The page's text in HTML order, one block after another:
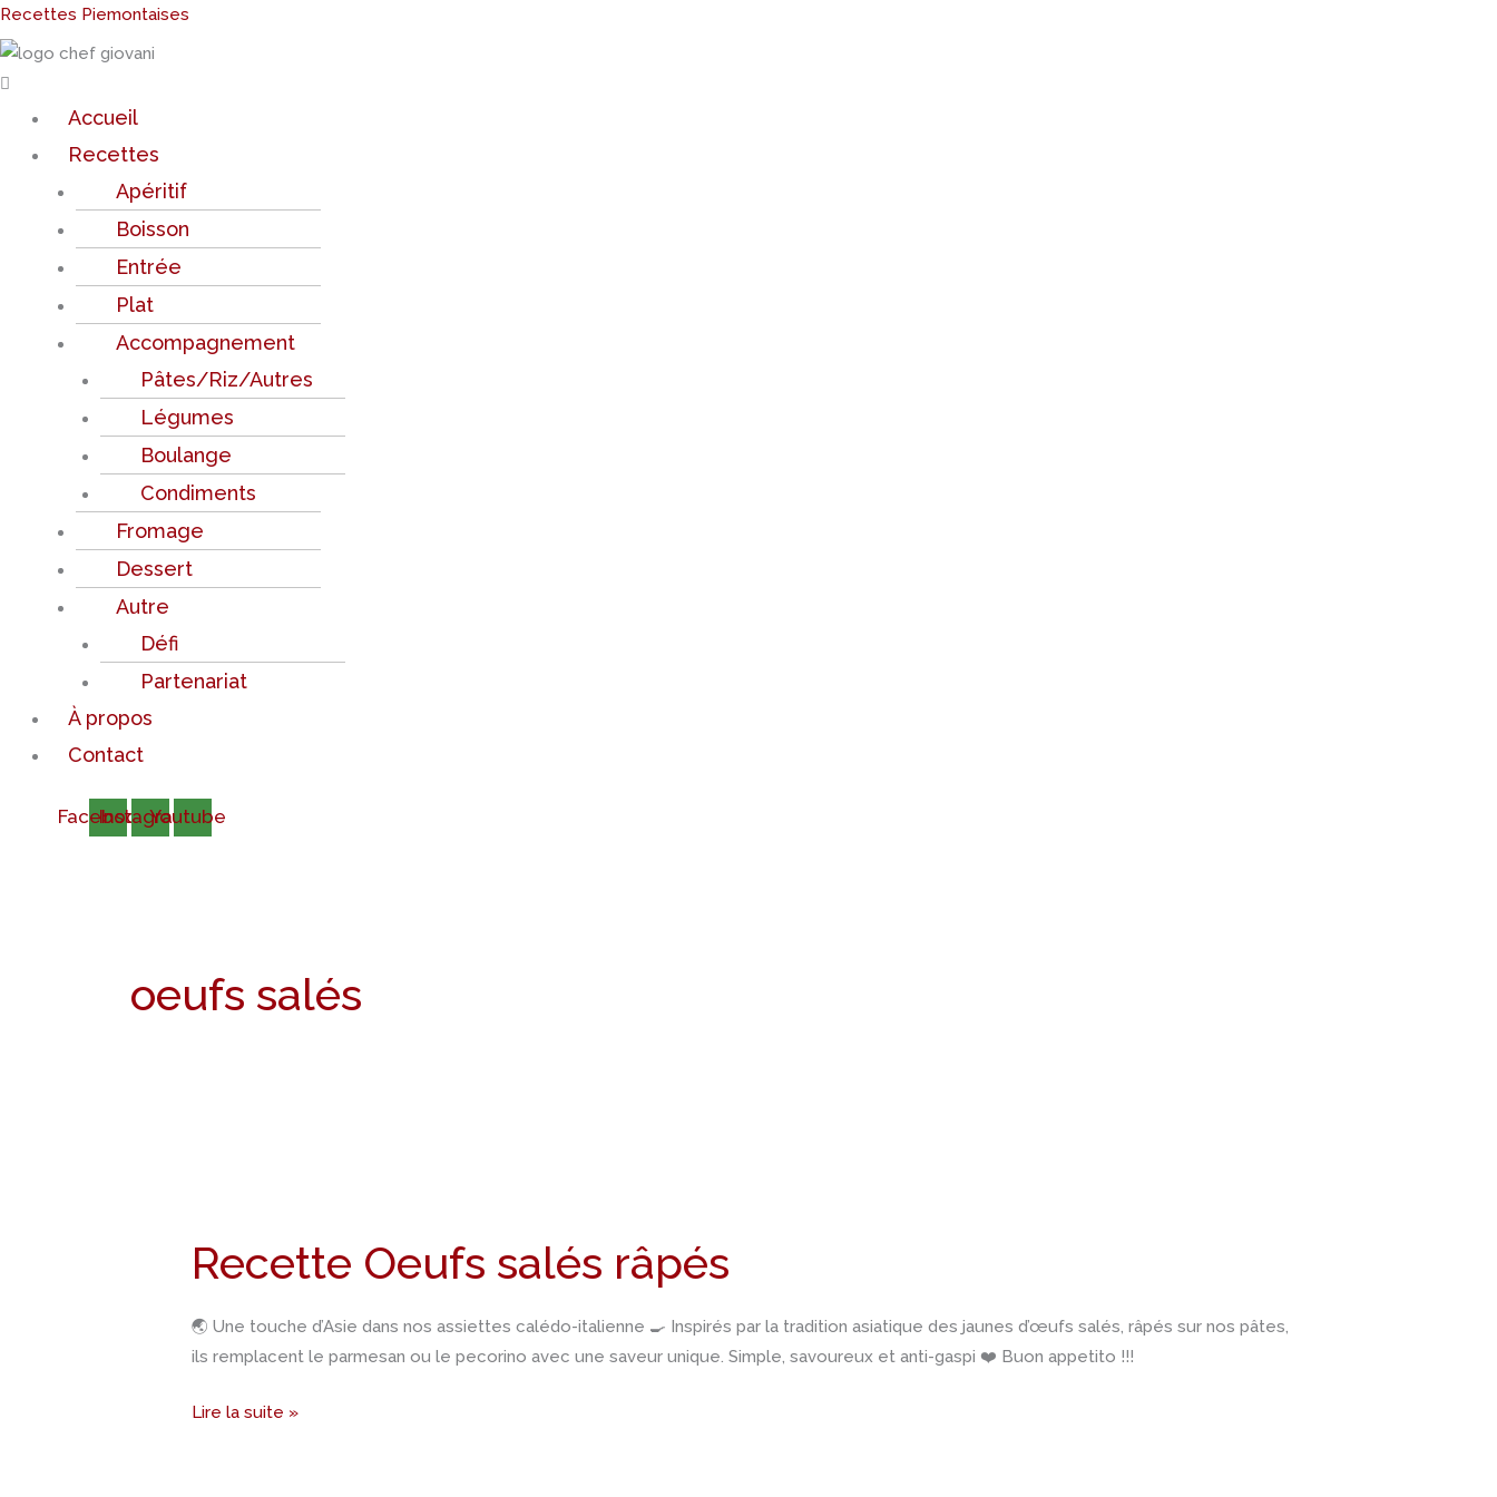
Aller
au
contenu
Recettes Piemontaises
Menu
Accueil
Recettes
Apéritif
Boisson
Entrée
Plat
Accompagnement
Pâtes/Riz/Autres
Légumes
Boulange
Condiments
Fromage
Dessert
Autre
Défi
Partenariat
À propos
Contact
Facebook
Instagram
Youtube
oeufs salés
Recette Oeufs salés râpés
🌏 Une touche d’Asie dans nos assiettes calédo-italienne 🍳 Inspirés par la tradition asiatique des jaunes d’œufs salés, râpés sur nos pâtes,
ils remplacent le parmesan ou le pecorino avec une saveur unique. Simple, savoureux et anti-gaspi ❤️ Buon appetito !!!
salés
râpés
Lire la suite »